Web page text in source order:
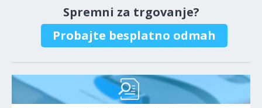
Spremni za trgovanje?
Probajte besplatno odmah